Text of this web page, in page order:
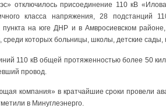
отключилось присоединение 110 кВ
класса напряжения, 28
пункта на юге ДНР и в Амвросиевском
среди которых больницы, школы, детские
110 кВ общей протяженностью более 50
провод.
компания» в кратчайшие сроки провели
в Минуглеэнерго.